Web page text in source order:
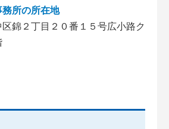
所の所在地
錦２丁目２０番１５号広小路ク